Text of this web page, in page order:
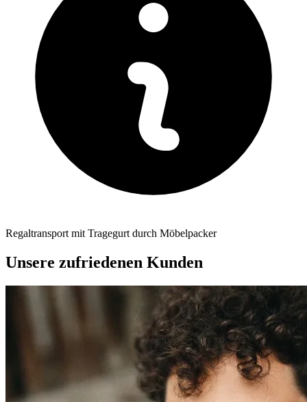
Regaltransport mit Tragegurt durch Möbelpacker
Unsere zufriedenen Kunden